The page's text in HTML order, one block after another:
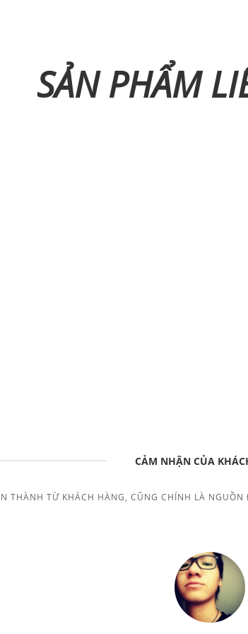
SẢN PHẨM
CẢM NHẬN CỦA
THÀNH TỪ KHÁCH HÀNG, CŨNG CHÍNH LÀ